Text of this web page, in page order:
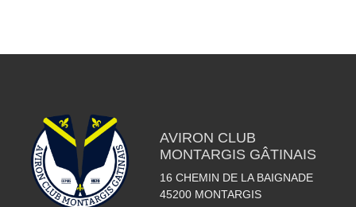
AVIRON CLUB
MONTARGIS GÂTINAIS
16 CHEMIN DE LA BAIGNADE
45200 MONTARGIS